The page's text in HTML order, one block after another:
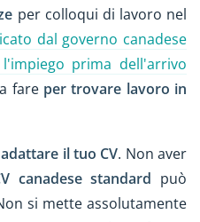
per colloqui di lavoro nel
dal governo canadese
prima dell'arrivo
fare per trovare lavoro in
il tuo CV. Non aver
canadese standard può
si mette assolutamente